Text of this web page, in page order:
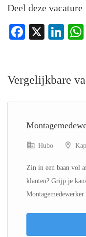
Deel deze vacature
Facebook
X
Vergelijkbare
Hubo
Zin in een baan vol
klanten? Grijp je